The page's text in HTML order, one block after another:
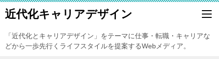
近代化キャリアデザイン
「近代化とキャリアデザイン」をテーマに仕事・転職・キャリアな
どから一歩先行くライフスタイルを提案するWebメディア。